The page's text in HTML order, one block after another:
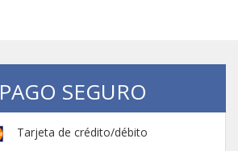
PAGO SEGURO
Tarjeta de crédito/débito